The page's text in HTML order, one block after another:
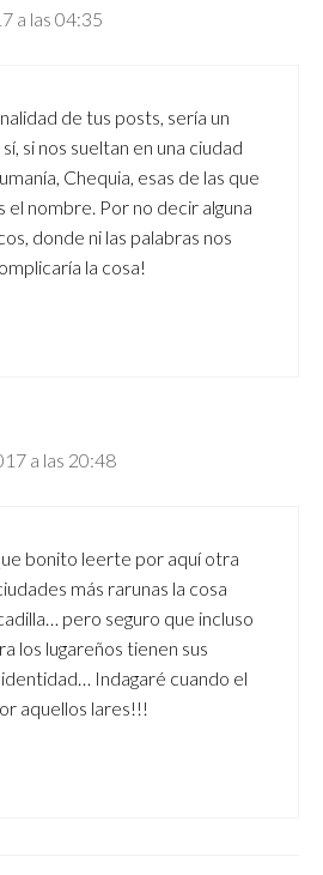
a las 04:35
de tus posts, sería un
si nos sueltan en una ciudad
Chequia, esas de las que
el nombre. Por no decir alguna
donde ni las palabras nos
la cosa!
a las 20:48
bonito leerte por aquí otra
más rarunas la cosa
pero seguro que incluso
los lugareños tienen sus
Indagaré cuando el
aquellos lares!!!